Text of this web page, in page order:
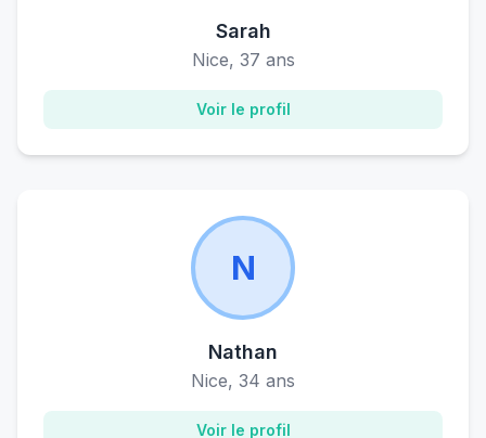
Sarah
Nice, 37 ans
Voir le profil
N
Nathan
Nice, 34 ans
Voir le profil